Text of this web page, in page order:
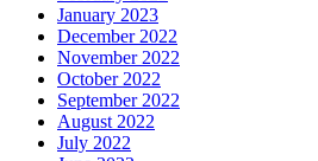
January 2023
December 2022
November 2022
October 2022
September 2022
August 2022
July 2022